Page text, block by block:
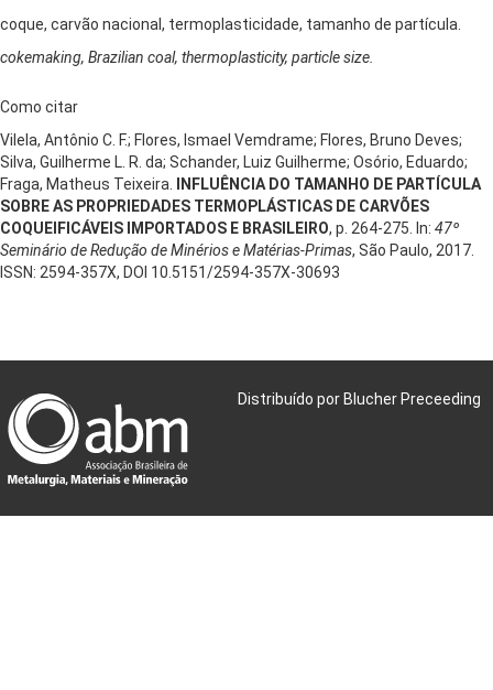
coque, carvão nacional, termoplasticidade, tamanho de partícula.
cokemaking, Brazilian coal, thermoplasticity, particle size.
Como citar
Vilela, Antônio C. F.; Flores, Ismael Vemdrame; Flores, Bruno Deves;
Silva, Guilherme L. R. da; Schander, Luiz Guilherme; Osório, Eduardo;
Fraga, Matheus Teixeira.
INFLUÊNCIA DO TAMANHO DE PARTÍCULA
SOBRE AS PROPRIEDADES TERMOPLÁSTICAS DE CARVÕES
COQUEIFICÁVEIS IMPORTADOS E BRASILEIRO, p. 264-275. In: 47º
Seminário de Redução de Minérios e Matérias-Primas, São Paulo, 2017.
ISSN: 2594-357X, DOI 10.5151/2594-357X-30693
Distribuído por Blucher Preceeding